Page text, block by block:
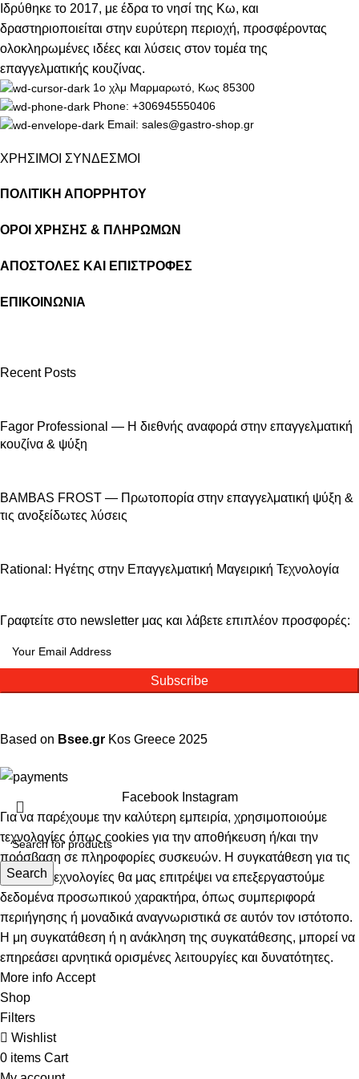
Ιδρύθηκε το 2017, με έδρα το νησί της Κω, και
δραστηριοποιείται στην ευρύτερη περιοχή, προσφέροντας
ολοκληρωμένες ιδέες και λύσεις στον τομέα της
επαγγελματικής κουζίνας.
1ο χλμ Μαρμαρωτό, Κως 85300
Phone: +306945550406
Email: sales@gastro-shop.gr
ΧΡΗΣΙΜΟΙ ΣΥΝΔΕΣΜΟΙ
ΠΟΛΙΤΙΚΗ ΑΠΟΡΡΗΤΟΥ
ΟΡΟΙ ΧΡΗΣΗΣ & ΠΛΗΡΩΜΩΝ
ΑΠΟΣΤΟΛΕΣ ΚΑΙ ΕΠΙΣΤΡΟΦΕΣ
ΕΠΙΚΟΙΝΩΝΙΑ
Recent Posts
Fagor Professional — Η διεθνής αναφορά στην επαγγελματική
κουζίνα & ψύξη
BAMBAS FROST — Πρωτοπορία στην επαγγελματική ψύξη &
τις ανοξείδωτες λύσεις
Rational: Ηγέτης στην Επαγγελματική Μαγειρική Τεχνολογία
Γραφτείτε στο newsletter μας και λάβετε επιπλέον προσφορές:
Subscribe
Based on Bsee.gr Kos Greece 2025
Search
Facebook Instagram
Για να παρέχουμε την καλύτερη εμπειρία, χρησιμοποιούμε
τεχνολογίες όπως cookies για την αποθήκευση ή/και την
πρόσβαση σε πληροφορίες συσκευών. Η συγκατάθεση για τις
εν λόγω τεχνολογίες θα μας επιτρέψει να επεξεργαστούμε
δεδομένα προσωπικού χαρακτήρα, όπως συμπεριφορά
περιήγησης ή μοναδικά αναγνωριστικά σε αυτόν τον ιστότοπο.
Η μη συγκατάθεση ή η ανάκληση της συγκατάθεσης, μπορεί να
επηρεάσει αρνητικά ορισμένες λειτουργίες και δυνατότητες.
More info Accept
Shop
Filters
Wishlist
0 items Cart